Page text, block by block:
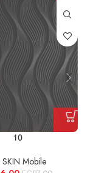
10
Mobile